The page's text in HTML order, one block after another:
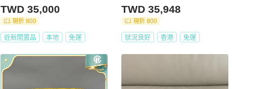
TWD 35,000
現折 800
近新閒置品 本地 免運
TWD 35,948
現折 800
狀況良好 香港 免運